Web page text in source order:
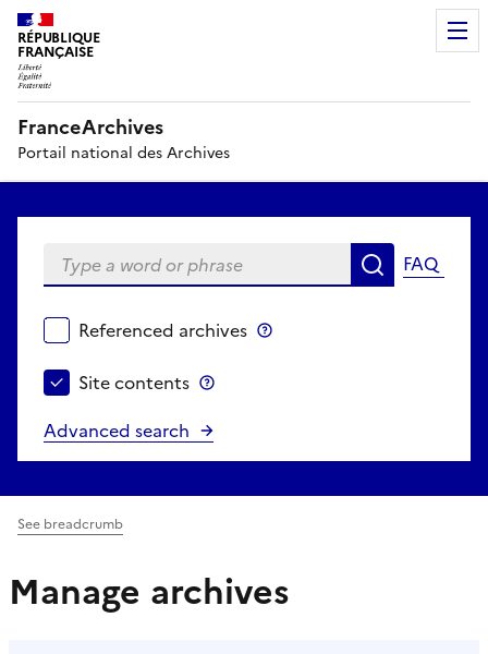
RÉPUBLIQUE
FRANÇAISE
FranceArchives
Portail national des Archives
Type a word or phrase Search
FAQ
Choose search perimeter
Referenced archives
Site contents
Advanced search
See breadcrumb
Manage archives